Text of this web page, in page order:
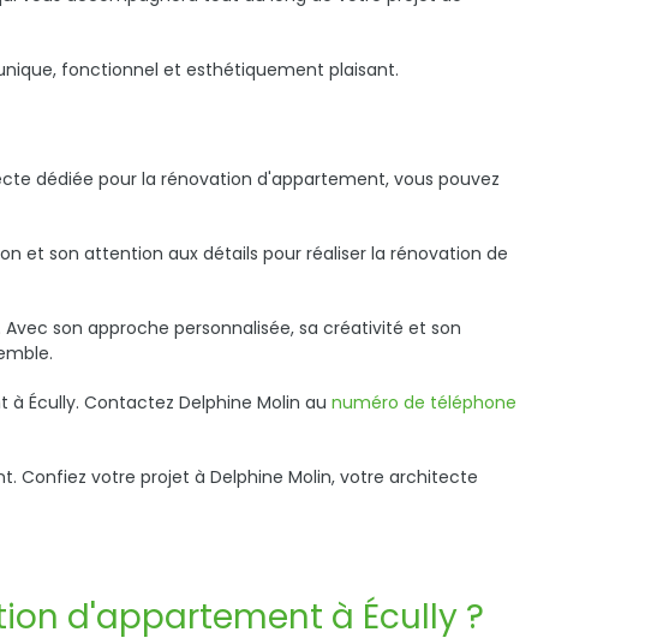
fonctionnel et esthétiquement plaisant.
dédiée pour la rénovation d'appartement, vous pouvez
et son attention aux détails pour réaliser la rénovation de
son approche personnalisée, sa créativité et son
Écully. Contactez Delphine Molin au numéro de téléphone
Confiez votre projet à Delphine Molin, votre architecte
d'appartement à Écully ?